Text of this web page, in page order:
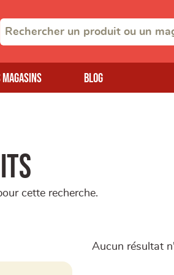
magasins Blog
cette recherche.
Aucun résultat